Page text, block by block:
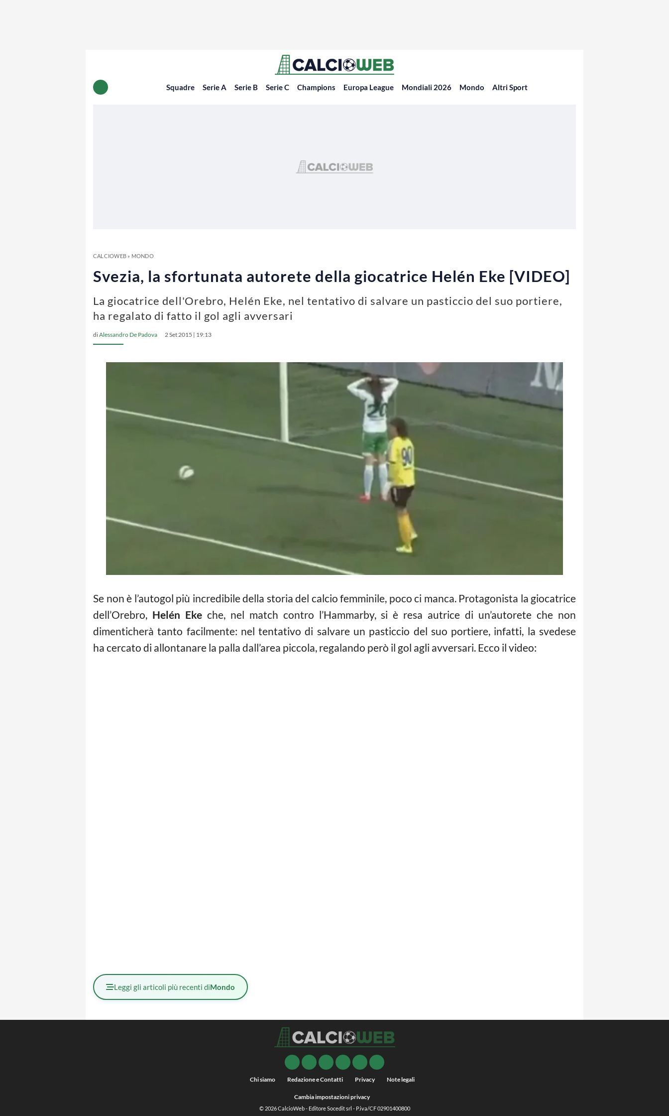
Squadre Serie A Serie B Serie C Champions Europa League Mondiali 2026 Mondo Altri Sport
CALCIOWEB» MONDO
Svezia, la sfortunata autorete della giocatrice Helén Eke [VIDEO]
La giocatrice dell'Orebro, Helén Eke, nel tentativo di salvare un pasticcio del suo portiere,
ha regalato di fatto il gol agli avversari
diAlessandro De Padova 2 Set 2015 | 19:13
Se non è l’autogol più incredibile della storia del calcio femminile, poco ci manca. Protagonista la giocatrice
dell’Orebro, Helén Ekeche, nel match contro l’Hammarby, si è resa autrice di un’autorete che non
dimenticherà tanto facilmente: nel tentativo di salvare un pasticcio del suo portiere, infatti, la svedese
ha cercato di allontanare la palla dall’area piccola, regalando però il gol agli avversari. Ecco il video:
Leggi gli articoli più recenti diMondo
Chi siamo Redazione e Contatti Privacy Note legali
Cambia impostazioni privacy
© 2026CalcioWeb- Editore Socedit srl - P.iva/CF 02901400800